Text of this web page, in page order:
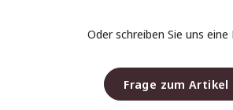
Oder schreiben Sie uns eine
Frage zum Artikel